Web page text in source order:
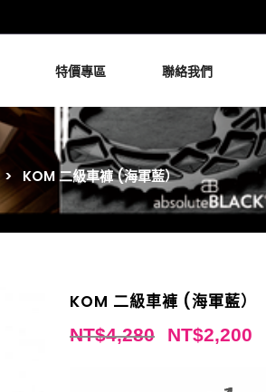
特價專區 聯絡我們
> KOM 二級車褲 (海軍藍）
KOM 二級車褲 (海軍藍）
NT$4,280 NT$2,200